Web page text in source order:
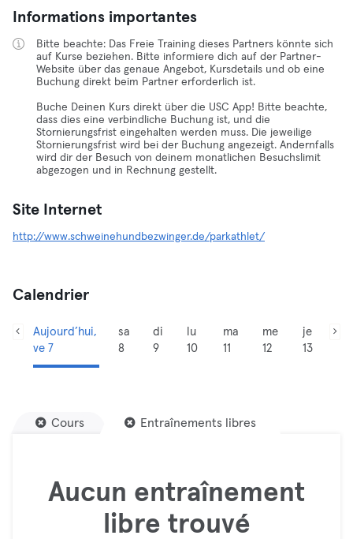
Informations importantes
Bitte beachte: Das Freie Training dieses Partners könnte sich
auf Kurse beziehen. Bitte informiere dich auf der Partner-
Website über das genaue Angebot, Kursdetails und ob eine
Buchung direkt beim Partner erforderlich ist.
Buche Deinen Kurs direkt über die USC App! Bitte beachte,
dass dies eine verbindliche Buchung ist, und die
Stornierungsfrist eingehalten werden muss. Die jeweilige
Stornierungsfrist wird bei der Buchung angezeigt. Andernfalls
wird dir der Besuch von deinem monatlichen Besuchslimit
abgezogen und in Rechnung gestellt.
Site Internet
http://www.schweinehundbezwinger.de/parkathlet/
Calendrier
Aujourd’hui,
ve 7
sa
8
di
9
lu
10
ma
11
me
12
je
13
Cours Entraînements libres
Aucun entraînement
libre trouvé